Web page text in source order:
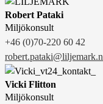
Robert Pataki
Miljökonsult
+46 (0)70-220 60 42
Vicki Flitton
Miljökonsult